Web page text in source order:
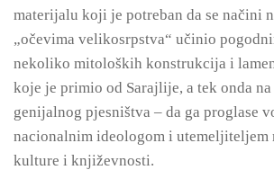
materijalu koji je potreban da se načini
„očevima velikosrpstva“ učinio
nekoliko mitoloških konstrukcija i
koje je primio od Sarajlije, a tek onda
genijalnog pjesništva – da ga proglase
nacionalnim ideologom i utemeljiteljem
kulture i književnosti.